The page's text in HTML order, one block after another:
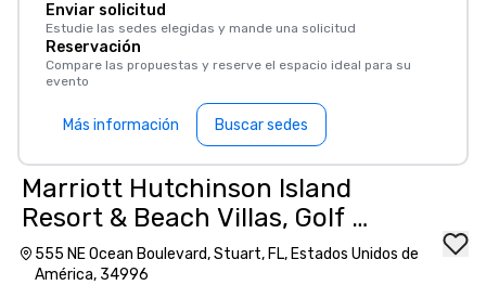
Enviar solicitud
Estudie las sedes elegidas y mande una solicitud
Reservación
Compare las propuestas y reserve el espacio ideal para su
evento
Más información Buscar sedes
Marriott Hutchinson Island
Resort & Beach Villas, Golf &
Marina
555 NE Ocean Boulevard, Stuart, FL, Estados Unidos de
América, 34996